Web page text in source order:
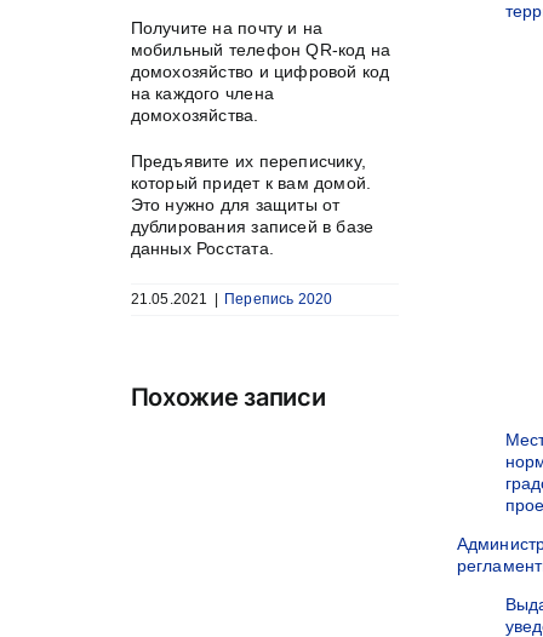
Получите на почту и на
мобильный телефон QR-код на
домохозяйство и цифровой код
на каждого члена
домохозяйства.
Предъявите их переписчику,
который придет к вам домой.
Это нужно для защиты от
дублирования записей в базе
данных Росстата.
21.05.2021 Перепись 2020
Похожие записи